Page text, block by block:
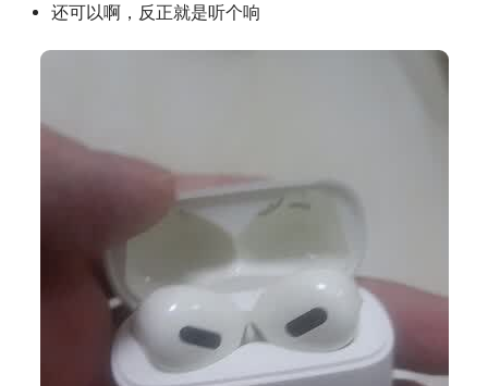
还可以啊，反正就是听个响